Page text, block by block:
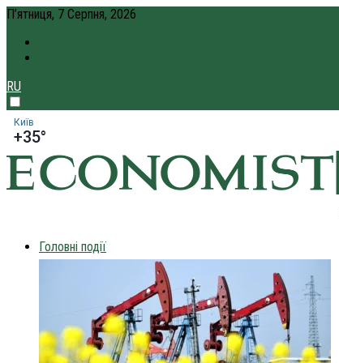
П’ятниця, 7 Серпня, 2026
RU
Київ
+35°
Головні події